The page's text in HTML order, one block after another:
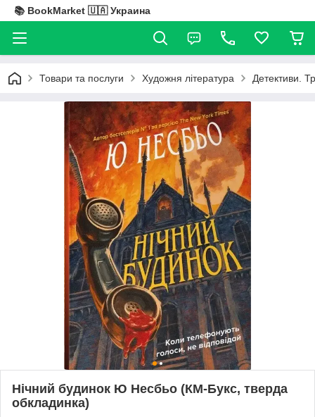
📚 BookMarket 🇺🇦 Украина
Товари та послуги Художня література Детективи.
Нічний будинок Ю Несбьо (КМ-Букс, тверда
обкладинка)